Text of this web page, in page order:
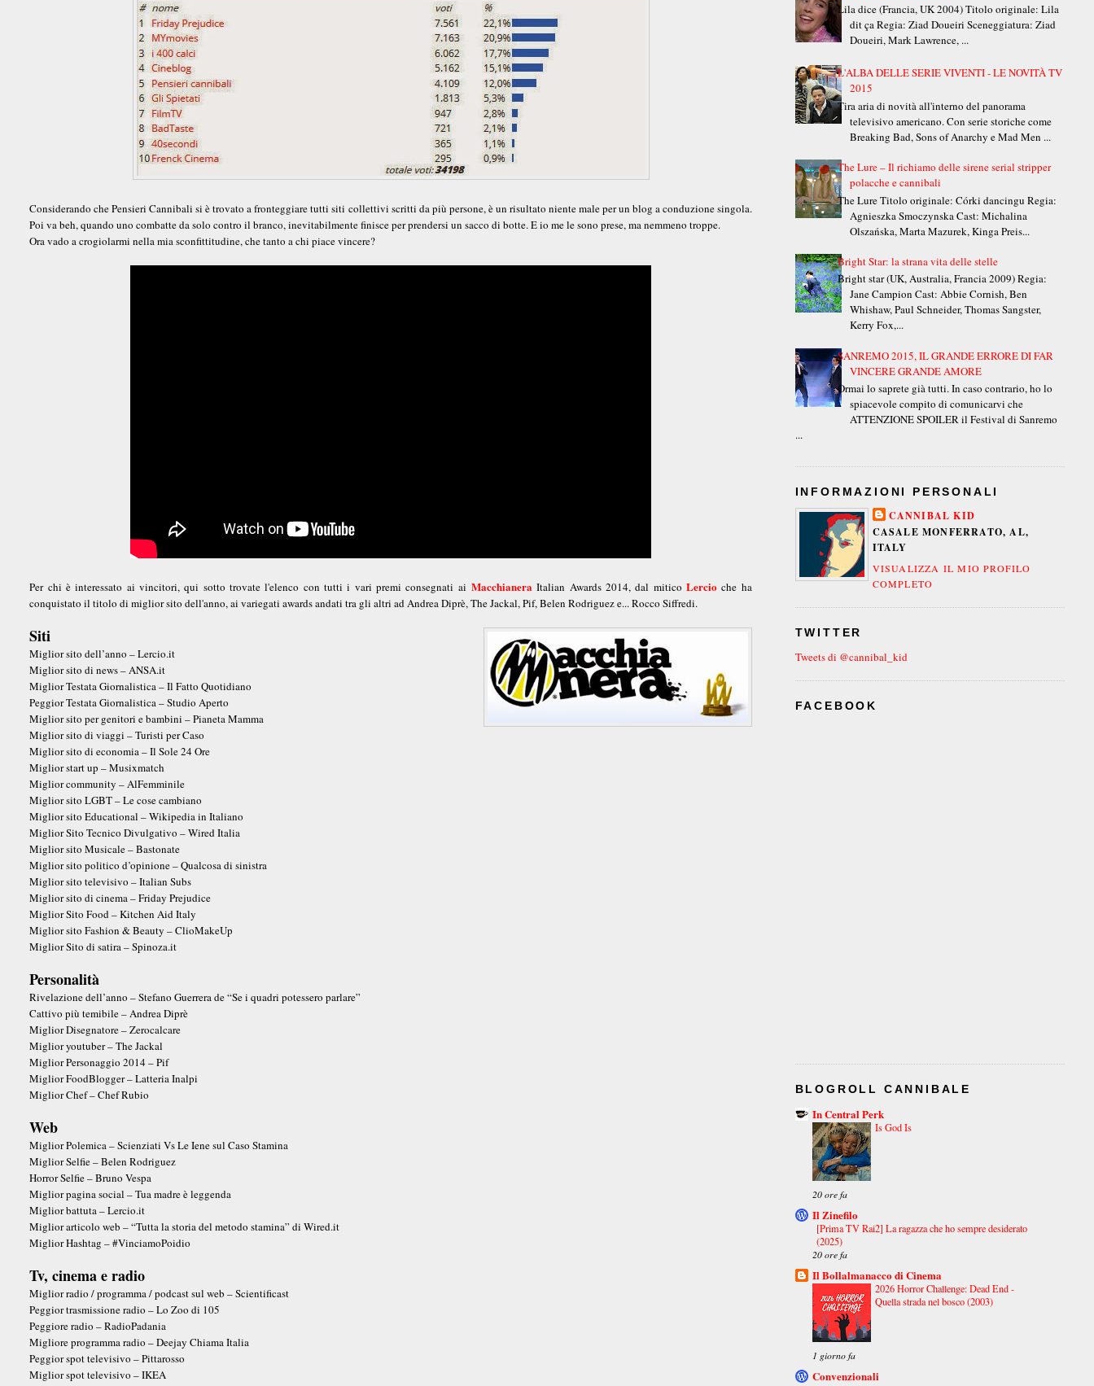
Considerando che Pensieri Cannibali si è trovato a fronteggiare tutti siti collettivi scritti da più persone, è un risultato niente male per un blog a conduzione singola.
Poi va beh, quando uno combatte da solo contro il branco, inevitabilmente finisce per prendersi un sacco di botte. E io me le sono prese, ma nemmeno troppe.
Ora vado a crogiolarmi nella mia sconfittitudine, che tanto a chi piace vincere?
Per chi è interessato ai vincitori, qui sotto trovate l'elenco con tutti i vari premi consegnati ai Macchianera Italian Awards 2014, dal mitico Lercio che ha
conquistato il titolo di miglior sito dell'anno, ai variegati awards andati tra gli altri ad Andrea Diprè, The Jackal, Pif, Belen Rodriguez e... Rocco Siffredi.
Siti
Miglior sito dell’anno – Lercio.it
Miglior sito di news – ANSA.it
Miglior Testata Giornalistica – Il Fatto Quotidiano
Peggior Testata Giornalistica – Studio Aperto
Miglior sito per genitori e bambini – Pianeta Mamma
Miglior sito di viaggi – Turisti per Caso
Miglior sito di economia – Il Sole 24 Ore
Miglior start up – Musixmatch
Miglior community – AlFemminile
Miglior sito LGBT – Le cose cambiano
Miglior sito Educational – Wikipedia in Italiano
Miglior Sito Tecnico Divulgativo – Wired Italia
Miglior sito Musicale – Bastonate
Miglior sito politico d’opinione – Qualcosa di sinistra
Miglior sito televisivo – Italian Subs
Miglior sito di cinema – Friday Prejudice
Miglior Sito Food – Kitchen Aid Italy
Miglior sito Fashion & Beauty – ClioMakeUp
Miglior Sito di satira – Spinoza.it
Personalità
Rivelazione dell’anno – Stefano Guerrera de “Se i quadri potessero parlare”
Cattivo più temibile – Andrea Diprè
Miglior Disegnatore – Zerocalcare
Miglior youtuber – The Jackal
Miglior Personaggio 2014 – Pif
Miglior FoodBlogger – Latteria Inalpi
Miglior Chef – Chef Rubio
Web
Miglior Polemica – Scienziati Vs Le Iene sul Caso Stamina
Miglior Selfie – Belen Rodriguez
Horror Selfie – Bruno Vespa
Miglior pagina social – Tua madre è leggenda
Miglior battuta – Lercio.it
Miglior articolo web – “Tutta la storia del metodo stamina” di Wired.it
Miglior Hashtag – #VinciamoPoidio
Tv, cinema e radio
Miglior radio / programma / podcast sul web – Scientificast
Peggior trasmissione radio – Lo Zoo di 105
Peggiore radio – RadioPadania
Migliore programma radio – Deejay Chiama Italia
Peggior spot televisivo – Pittarosso
Miglior spot televisivo – IKEA
Lila dice (Francia, UK 2004) Titolo originale: Lila
dit ça Regia: Ziad Doueiri Sceneggiatura: Ziad
Doueiri, Mark Lawrence, ...
L'ALBA DELLE SERIE VIVENTI - LE NOVITÀ TV
2015
Tira aria di novità all'interno del panorama
televisivo americano. Con serie storiche come
Breaking Bad, Sons of Anarchy e Mad Men ...
The Lure – Il richiamo delle sirene serial stripper
polacche e cannibali
The Lure Titolo originale: Córki dancingu Regia:
Agnieszka Smoczynska Cast: Michalina
Olszańska, Marta Mazurek, Kinga Preis...
Bright Star: la strana vita delle stelle
Bright star (UK, Australia, Francia 2009) Regia:
Jane Campion Cast: Abbie Cornish, Ben
Whishaw, Paul Schneider, Thomas Sangster,
Kerry Fox,...
SANREMO 2015, IL GRANDE ERRORE DI FAR
VINCERE GRANDE AMORE
Ormai lo saprete già tutti. In caso contrario, ho lo
spiacevole compito di comunicarvi che
ATTENZIONE SPOILER il Festival di Sanremo
...
INFORMAZIONI PERSONALI
CANNIBAL KID
CASALE MONFERRATO, AL,
ITALY
VISUALIZZA IL MIO PROFILO
COMPLETO
TWITTER
Tweets di @cannibal_kid
FACEBOOK
BLOGROLL CANNIBALE
In Central Perk
Is God Is
20 ore fa
Il Zinefilo
[Prima TV Rai2] La ragazza che ho sempre desiderato
(2025)
20 ore fa
Il Bollalmanacco di Cinema
2026 Horror Challenge: Dead End -
Quella strada nel bosco (2003)
1 giorno fa
Convenzionali